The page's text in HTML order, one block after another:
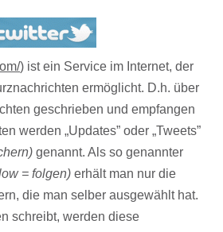
) ist ein Service im Internet, der
ermöglicht. D.h. über
geschrieben und empfangen
werden „Updates” oder „Tweets”
genannt. Als so genannter
= folgen) erhält man nur die
die man selber ausgewählt hat.
schreibt, werden diese